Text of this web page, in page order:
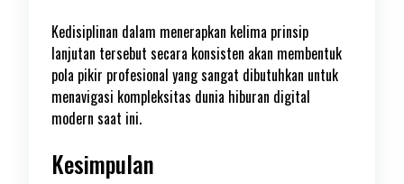
Kedisiplinan dalam menerapkan kelima prinsip
lanjutan tersebut secara konsisten akan membentuk
pola pikir profesional yang sangat dibutuhkan untuk
menavigasi kompleksitas dunia hiburan digital
modern saat ini.
Kesimpulan